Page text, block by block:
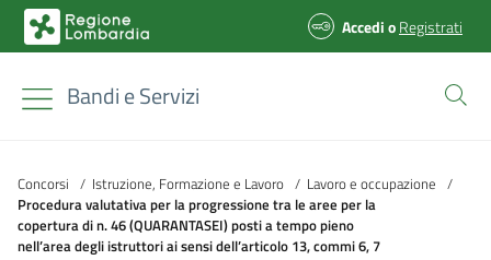
AccedioRegistrati
Bandi e Servizi
Concorsi / Istruzione, Formazione e Lavoro / Lavoro e occupazione /
Procedura valutativa per la progressione tra le aree per la
copertura di n. 46 (QUARANTASEI) posti a tempo pieno
nell’area degli istruttori ai sensi dell’articolo 13, commi 6, 7